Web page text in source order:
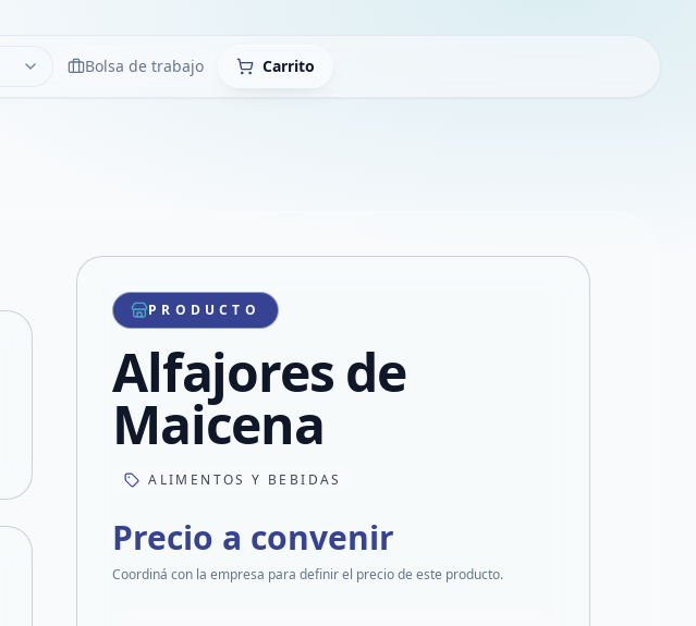
LimpiarBolsa de trabajo Carrito
Compartir producto
Compartir por WhatsApp
Compartir por mail
Compartir en Facebook
Compartir en X
PRODUCTO
Alfajores de
Maicena
ALIMENTOS Y BEBIDAS
Precio a convenir
Coordiná con la empresa para definir el precio de este producto.